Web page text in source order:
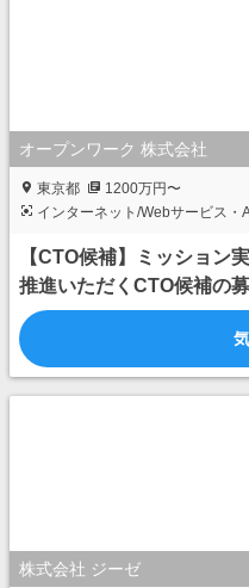
オープンワーク 株式会社
東京都
1200万円〜
インターネット/Webサービス・
【CTO候補】ミッション
推進いただくCTO候補の
株式会社 ジーゼ